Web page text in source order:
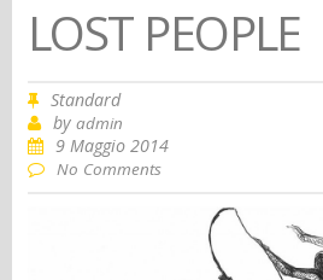
LOST PEOPLE
Standard
byadmin
9 Maggio 2014
No Comments